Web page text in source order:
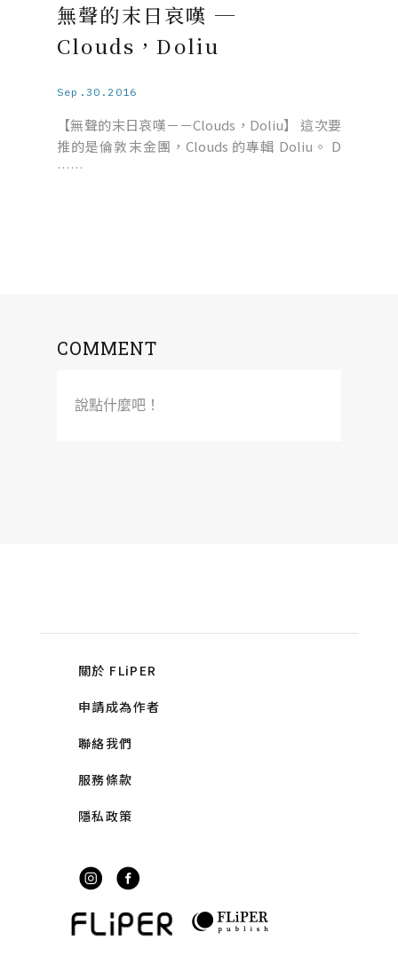
無聲的末日哀嘆 ─
Clouds，Doliu
Sep.30.2016
【無聲的末日哀嘆－－Clouds，Doliu】 這次要
推的是倫敦末金團，Clouds 的專輯 Doliu。 D
……
COMMENT
說點什麼吧！
關於 FLiPER
申請成為作者
聯絡我們
服務條款
隱私政策